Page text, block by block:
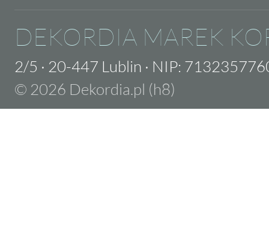
DEKORDIA MAREK
2/5 · 20-447 Lublin · NIP:
© 2026 Dekordia.pl (h8)